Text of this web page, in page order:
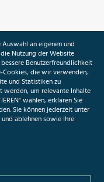
Initiative
an eigenen und
Nutzung der Website
Benutzerfreundlichkeit
die wir verwenden,
und Statistiken zu
um relevante Inhalte
wählen, erklären Sie
Sie können jederzeit unter
ablehnen sowie Ihre